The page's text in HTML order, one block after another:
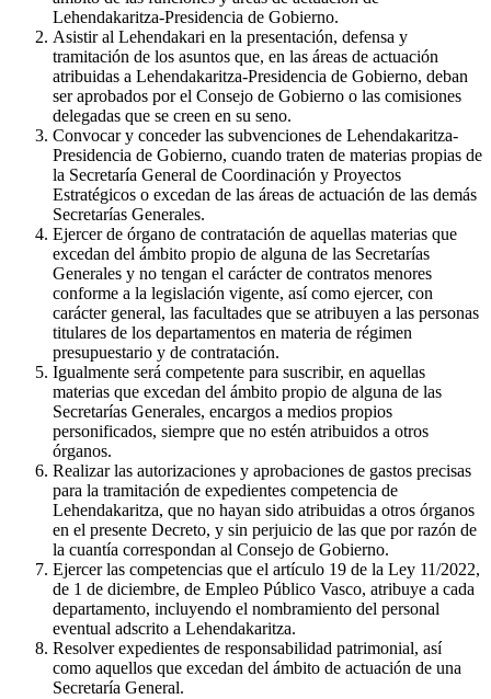
Lehendakaritza-Presidencia de Gobierno.
Asistir al Lehendakari en la presentación, defensa y
tramitación de los asuntos que, en las áreas de actuación
atribuidas a Lehendakaritza-Presidencia de Gobierno, deban
ser aprobados por el Consejo de Gobierno o las comisiones
delegadas que se creen en su seno.
Convocar y conceder las subvenciones de Lehendakaritza-
Presidencia de Gobierno, cuando traten de materias propias de
la Secretaría General de Coordinación y Proyectos
Estratégicos o excedan de las áreas de actuación de las demás
Secretarías Generales.
Ejercer de órgano de contratación de aquellas materias que
excedan del ámbito propio de alguna de las Secretarías
Generales y no tengan el carácter de contratos menores
conforme a la legislación vigente, así como ejercer, con
carácter general, las facultades que se atribuyen a las personas
titulares de los departamentos en materia de régimen
presupuestario y de contratación.
Igualmente será competente para suscribir, en aquellas
materias que excedan del ámbito propio de alguna de las
Secretarías Generales, encargos a medios propios
personificados, siempre que no estén atribuidos a otros
órganos.
Realizar las autorizaciones y aprobaciones de gastos precisas
para la tramitación de expedientes competencia de
Lehendakaritza, que no hayan sido atribuidas a otros órganos
en el presente Decreto, y sin perjuicio de las que por razón de
la cuantía correspondan al Consejo de Gobierno.
Ejercer las competencias que el artículo 19 de la Ley 11/2022,
de 1 de diciembre, de Empleo Público Vasco, atribuye a cada
departamento, incluyendo el nombramiento del personal
eventual adscrito a Lehendakaritza.
Resolver expedientes de responsabilidad patrimonial, así
como aquellos que excedan del ámbito de actuación de una
Secretaría General.